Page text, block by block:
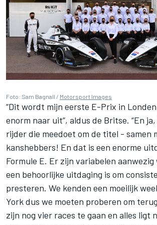
Foto: Sam Bagnall / Motorsport Images
“Dit wordt mijn eerste E-Prix in
enorm naar uit”, aldus de Britse. “En
rijder die meedoet om de titel - samen
kanshebbers! En dat is een enorme
Formule E. Er zijn variabelen
een behoorlijke uitdaging is om
presteren. We kenden een moeilijk
York dus we moeten proberen om
zijn nog vier races te gaan en alles ligt